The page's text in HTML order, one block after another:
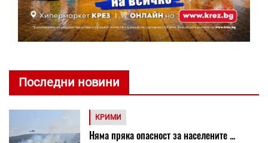
Последни новини
КРИМИ
Няма пряка опасност за населените ...